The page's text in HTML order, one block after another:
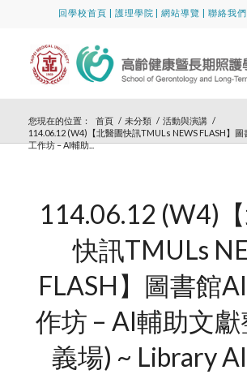
回學校首頁 | 護理學院 |網站導覽 |聯絡我們
您現在的位置： 首頁 / 未分類 / 活動與演講 /
114.06.12 (W4)【北醫圕快訊TMULs NEWS FLASH】圖
工作坊 – AI輔助...
114.06.12 (W4)
快訊TMULs
FLASH】圖書館
作坊 – AI輔助文
義場) ~ Library